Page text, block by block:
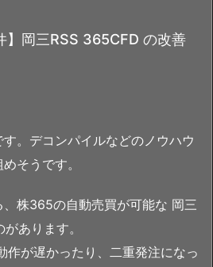
】岡三RSS 365CFD の改善
。デコンパイルなどのノウハウ
そうです。
株365の自動売買が可能な 岡三
あります。
作が遅かったり、二重発注になっ